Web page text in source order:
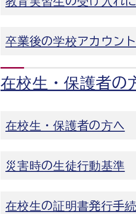
卒業後の学校アカウン
在校生・保護者の
在校生・保護者の方へ
災害時の生徒行動基準
在校生の証明書発行手